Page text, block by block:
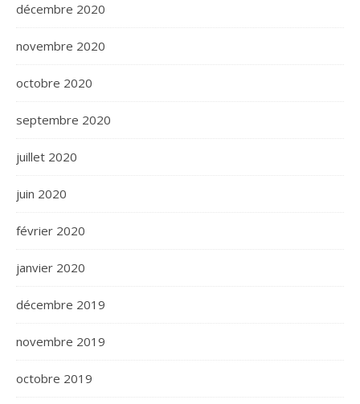
décembre 2020
novembre 2020
octobre 2020
septembre 2020
juillet 2020
juin 2020
février 2020
janvier 2020
décembre 2019
novembre 2019
octobre 2019